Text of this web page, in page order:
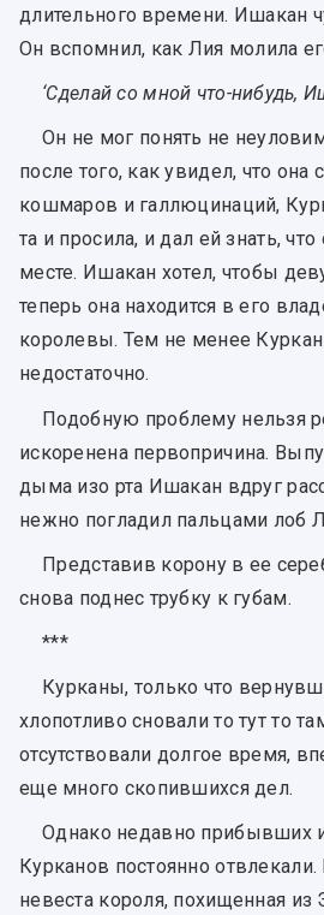
длительного времени. Ишакан
Он вспомнил, как Лия молила
‘Сделай со мной что-нибудь,
Он не мог понять не
после того, как увидел, что она
кошмаров и галлюцинаций,
та и просила, и дал ей знать,
месте. Ишакан хотел, чтобы
теперь она находится в его
королевы. Тем не менее Куркан
недостаточно.
Подобную проблему нельзя
искоренена первопричина.
дыма изо рта Ишакан вдруг
нежно погладил пальцами лоб
Представив корону в ее
снова поднес трубку к губам.
***
Курканы, только что
хлопотливо сновали то тут то
отсутствовали долгое время,
еще много скопившихся дел.
Однако недавно прибывших
Курканов постоянно
невеста короля, похищенная